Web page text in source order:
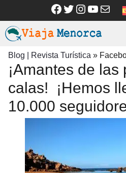
contenido
Facebook
TwitterCorreo
Blog | Revista Turística »
¡Amantes de las
calas! ️ ¡Hemos
10.000